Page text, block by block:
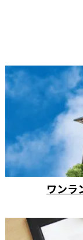
ワンラ